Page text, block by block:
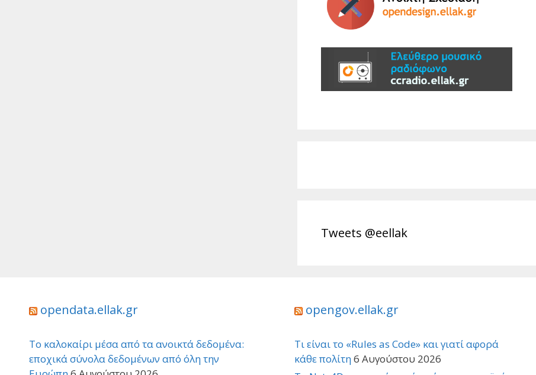
Tweets @eellak
opendata.ellak.gr
Το καλοκαίρι μέσα από τα ανοικτά δεδομένα:
εποχικά σύνολα δεδομένων από όλη την
opengov.ellak.gr
Τι είναι το «Rules as Code» και γιατί αφορά
κάθε πολίτη6 Αυγούστου 2026